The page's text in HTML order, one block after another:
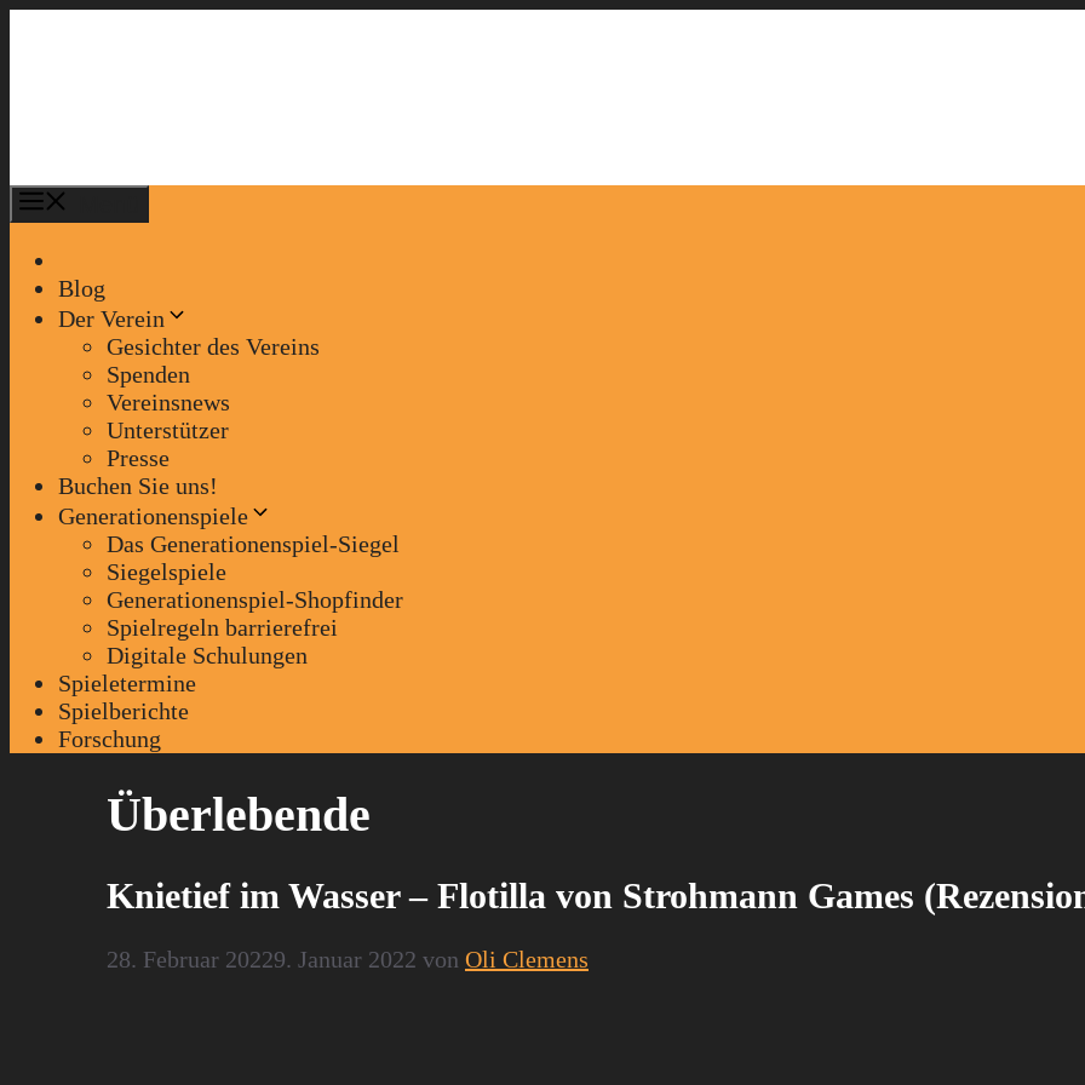
Blog
Der Verein
Gesichter des Vereins
Spenden
Vereinsnews
Unterstützer
Presse
Buchen Sie uns!
Generationenspiele
Das Generationenspiel-Siegel
Siegelspiele
Generationenspiel-Shopfinder
Spielregeln barrierefrei
Digitale Schulungen
Spieletermine
Spielberichte
Forschung
Überlebende
Knietief im Wasser – Flotilla von Strohmann Games
28. Februar 20229. Januar 2022 von Oli Clemens